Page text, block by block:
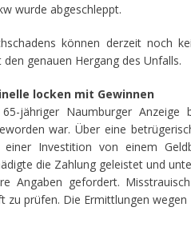
wurde abgeschleppt.
können derzeit noch
genauen Hergang des Unfalls.
locken mit Gewinnen
jähriger Naumburger
war. Über eine
Investition von einem
die Zahlung geleistet und
Angaben gefordert.
zu prüfen. Die Ermittlungen